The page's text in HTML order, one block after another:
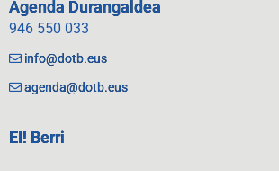
Agenda Durangaldea
946 550 033
info@dotb.eus
agenda@dotb.eus
EI! Berri